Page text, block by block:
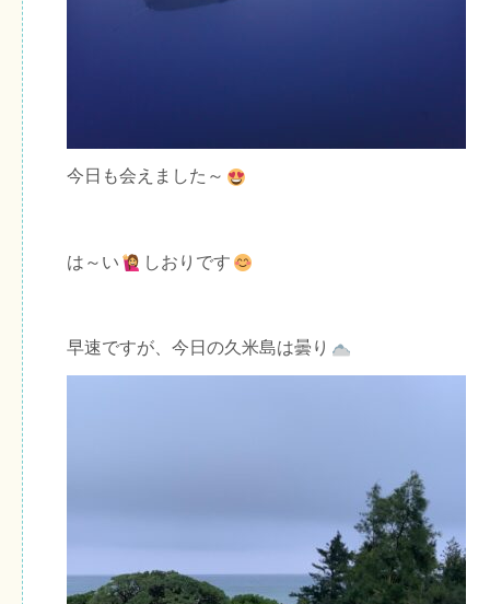
今日も会えました～
は～い しおりです
早速ですが、今日の久米島は曇り